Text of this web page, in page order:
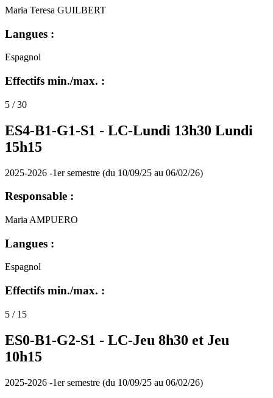
Maria Teresa GUILBERT
Langues :
Espagnol
Effectifs min./max. :
5 / 30
ES4-B1-G1-S1 - LC-Lundi 13h30 Lundi
15h15
2025-2026 -1er semestre (du 10/09/25 au 06/02/26)
Responsable :
Maria AMPUERO
Langues :
Espagnol
Effectifs min./max. :
5 / 15
ES0-B1-G2-S1 - LC-Jeu 8h30 et Jeu
10h15
2025-2026 -1er semestre (du 10/09/25 au 06/02/26)